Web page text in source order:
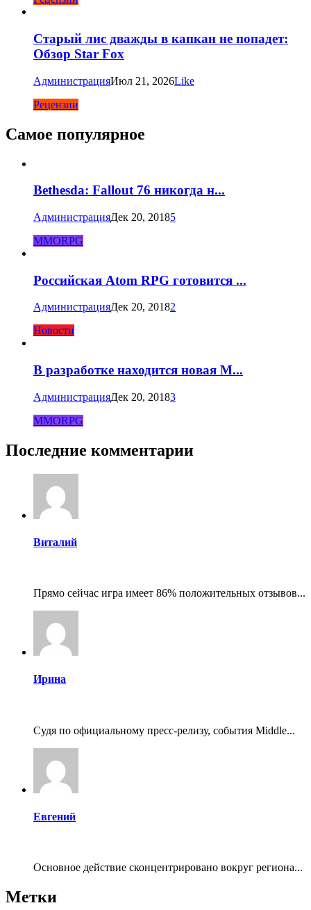
Старый лис дважды в капкан не попадет:
Обзор Star Fox
АдминистрацияИюл 21, 2026Like
Рецензии
Самое популярное
Bethesda: Fallout 76 никогда н...
АдминистрацияДек 20, 20185
MMORPG
Российская Atom RPG готовится ...
АдминистрацияДек 20, 20182
Новости
В разработке находится новая M...
АдминистрацияДек 20, 20183
MMORPG
Последние комментарии
Виталий
Прямо сейчас игра имеет 86% положительных отзывов...
Ирина
Судя по официальному пресс-релизу, события Middle...
Евгений
Основное действие сконцентрировано вокруг региона...
Метки